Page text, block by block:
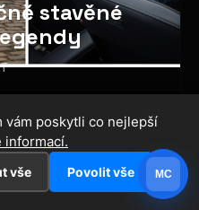
stavěné
vám poskytli co nejlepší
informací.
vše Povolit vše MC